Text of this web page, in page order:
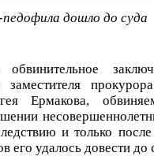
педофила дошло до суда
обвинительное
Ермакова,
и только
его удалось довести до